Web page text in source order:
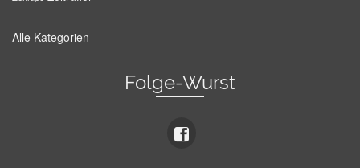
Alle Kategorien
Folge-Wurst